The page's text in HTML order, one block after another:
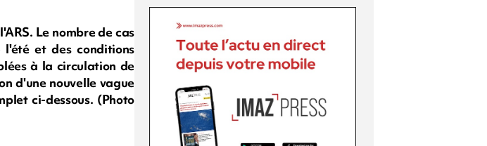
Le nombre de cas
l'été et des conditions
à la circulation de
d'une nouvelle vague
ci-dessous. (Photo